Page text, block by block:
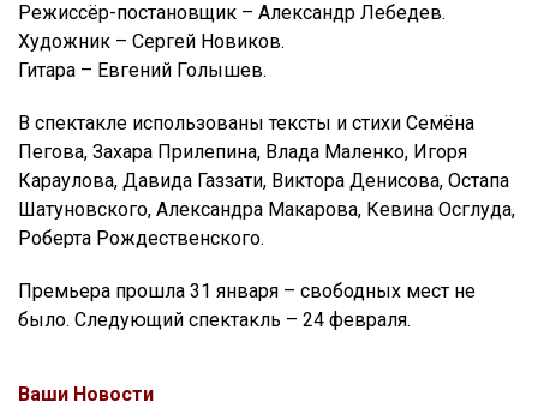
Режиссёр-постановщик – Александр Лебедев.
Художник – Сергей Новиков.
Гитара – Евгений Голышев.
В спектакле использованы тексты и стихи Семёна
Пегова, Захара Прилепина, Влада Маленко, Игоря
Караулова, Давида Газзати, Виктора Денисова, Остапа
Шатуновского, Александра Макарова, Кевина Осглуда,
Роберта Рождественского.
Премьера прошла 31 января – свободных мест не
было. Следующий спектакль – 24 февраля.
Ваши Новости